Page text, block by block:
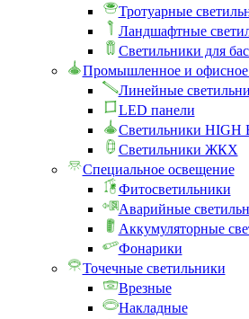
Тротуарные
Ландшафтные
Светильники для
Промышленное и офисное
Линейные
LED панели
Светильники HIGH
Светильники ЖКХ
Специальное освещение
Фитосветильники
Аварийные
Аккумуляторные
Фонарики
Точечные светильники
Врезные
Накладные